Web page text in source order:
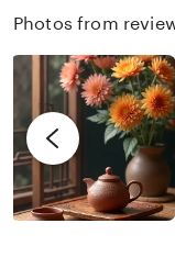
X
e
n
d
y
i
e
w
Photos from